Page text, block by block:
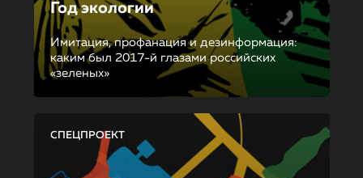
Год экологии
Имитация, профанация и дезинформация:
каким был 2017-й глазами российских
«зеленых»
СПЕЦПРОЕКТ